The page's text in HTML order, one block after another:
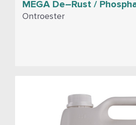
MEGA De–Rust /
Ontroester